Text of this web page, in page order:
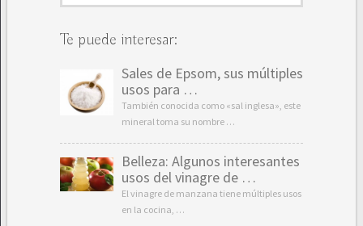
Te puede interesar:
Sales de Epsom, sus múltiples
usos para …
También conocida como «sal inglesa», este
mineral toma su nombre …
Belleza: Algunos interesantes
usos del vinagre de …
El vinagre de manzana tiene múltiples usos
en la cocina, …